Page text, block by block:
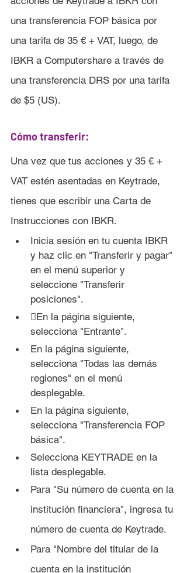
una transferencia FOP básica por
una tarifa de 35 € + VAT, luego, de
IBKR a Computershare a través de
una transferencia DRS por una tarifa
de $5 (US).
Cómo transferir:
Una vez que tus acciones y 35 € +
VAT estén asentadas en Keytrade,
tienes que escribir una Carta de
Instrucciones con IBKR.
Inicia sesión en tu cuenta IBKR
y haz clic en "Transferir y pagar"
en el menú superior y
seleccione "Transferir
posiciones".
En la página siguiente,
selecciona "Entrante".
En la página siguiente,
selecciona "Todas las demás
regiones" en el menú
desplegable.
En la página siguiente,
selecciona "Transferencia FOP
básica".
Selecciona KEYTRADE en la
lista desplegable.
Para "Su número de cuenta en la
institución financiera", ingresa tu
número de cuenta de Keytrade.
Para "Nombre del titular de la
cuenta en la institución